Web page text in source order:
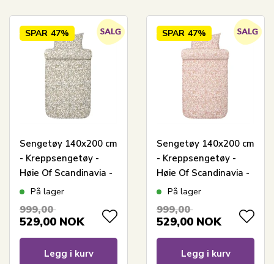
SPAR 47%
Sengetøy 140x200 cm
- Kreppsengetøy -
Høie Of Scandinavia -
Barbro Olivengrønn
På lager
999,00
529,00 NOK
Legg i kurv
SPAR 47%
Sengetøy 140x200 cm
- Kreppsengetøy -
Høie Of Scandinavia -
Barbro Varm Rosa
På lager
999,00
529,00 NOK
Legg i kurv